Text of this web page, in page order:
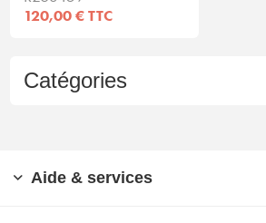
Catégories
120,00 € TTC
Aide & services